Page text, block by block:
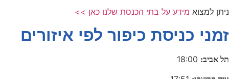
ניתן למצוא מידע על בתי הכנסת שלנו כאן >>
זמני כניסת כיפור לפי איזורים
תל אביב: